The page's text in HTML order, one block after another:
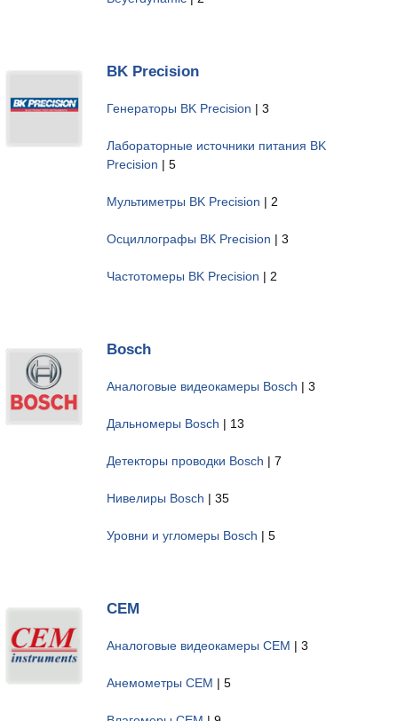
BK Precision
Генераторы BK Precision | 3
Лабораторные источники питания BK
Precision | 5
Мультиметры BK Precision | 2
Осциллографы BK Precision | 3
Частотомеры BK Precision | 2
Bosch
Аналоговые видеокамеры Bosch | 3
Дальномеры Bosch | 13
Детекторы проводки Bosch | 7
Нивелиры Bosch | 35
Уровни и угломеры Bosch | 5
CEM
Аналоговые видеокамеры CEM | 3
Анемометры CEM | 5